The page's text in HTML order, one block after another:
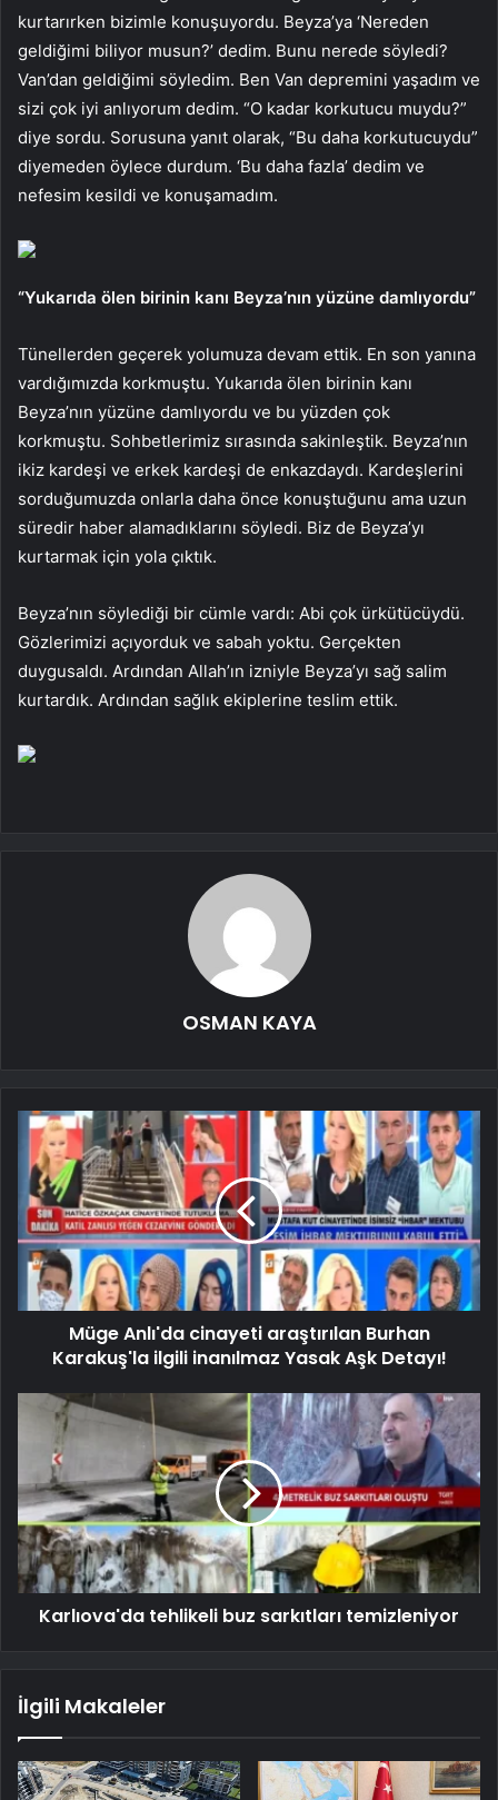
kurtarırken bizimle konuşuyordu. Beyza’ya ‘Nereden
geldiğimi biliyor musun?’ dedim. Bunu nerede söyledi?
Van’dan geldiğimi söyledim. Ben Van depremini yaşadım ve
sizi çok iyi anlıyorum dedim. “O kadar korkutucu muydu?”
diye sordu. Sorusuna yanıt olarak, “Bu daha korkutucuydu”
diyemeden öylece durdum. ‘Bu daha fazla’ dedim ve
nefesim kesildi ve konuşamadım.
“Yukarıda ölen birinin kanı Beyza’nın yüzüne damlıyordu”
Tünellerden geçerek yolumuza devam ettik. En son yanına
vardığımızda korkmuştu. Yukarıda ölen birinin kanı
Beyza’nın yüzüne damlıyordu ve bu yüzden çok
korkmuştu. Sohbetlerimiz sırasında sakinleştik. Beyza’nın
ikiz kardeşi ve erkek kardeşi de enkazdaydı. Kardeşlerini
sorduğumuzda onlarla daha önce konuştuğunu ama uzun
süredir haber alamadıklarını söyledi. Biz de Beyza’yı
kurtarmak için yola çıktık.
Beyza’nın söylediği bir cümle vardı: Abi çok ürkütücüydü.
Gözlerimizi açıyorduk ve sabah yoktu. Gerçekten
duygusaldı. Ardından Allah’ın izniyle Beyza’yı sağ salim
kurtardık. Ardından sağlık ekiplerine teslim ettik.
OSMAN KAYA
Müge Anlı'da cinayeti araştırılan Burhan
Karakuş'la ilgili inanılmaz Yasak Aşk Detayı!
Karlıova'da tehlikeli buz sarkıtları temizleniyor
İlgili Makaleler